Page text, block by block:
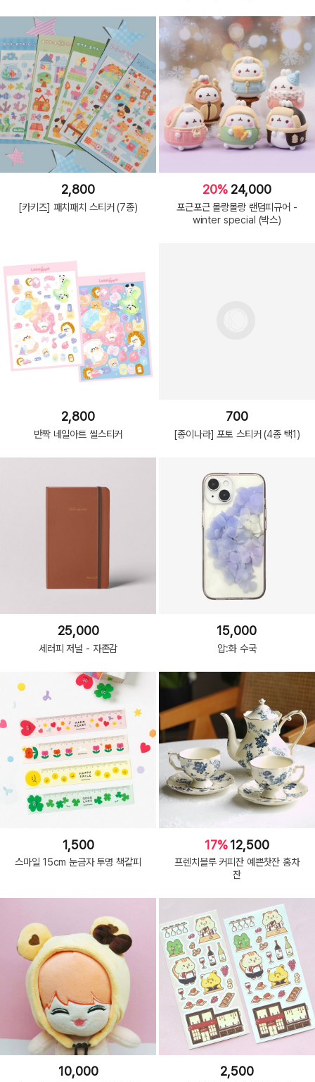
2,800
[카키즈] 패치패치 스티커 (7종)
20% 24,000
포근포근 몰랑몰랑 랜덤피규어 -
winter special (박스)
2,800
반짝 네일아트 씰스티커
700
[종이나라] 포토 스티커 (4종 택1)
25,000
세러피 저널 - 자존감
15,000
압:화 수국
1,500
스마일 15cm 눈금자 투명 책갈피
17% 12,500
프렌치블루 커피잔 예쁜찻잔 홍차
잔
10,000 2,500